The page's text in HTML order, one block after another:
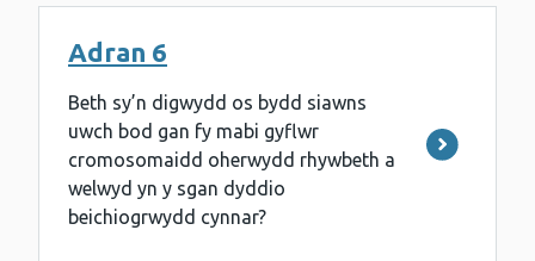
Adran 6
Beth sy’n digwydd os bydd siawns
uwch bod gan fy mabi gyflwr
cromosomaidd oherwydd rhywbeth a
welwyd yn y sgan dyddio
beichiogrwydd cynnar?